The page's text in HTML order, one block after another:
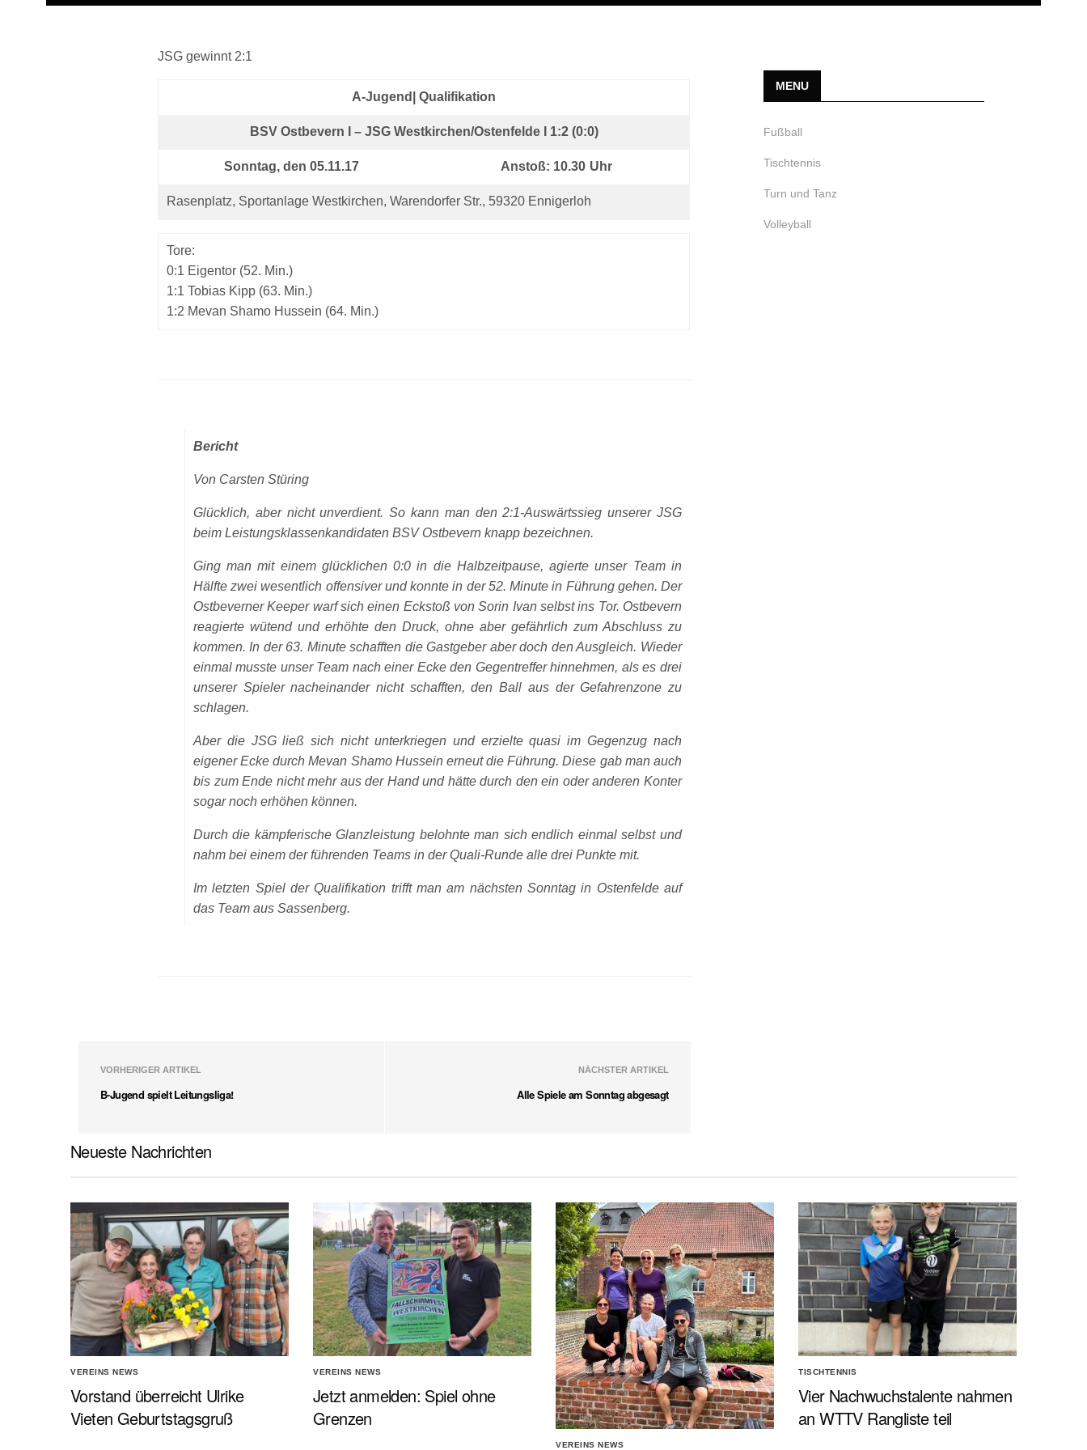
JSG gewinnt 2:1
A-Jugend| Qualifikation
BSV Ostbevern I – JSG Westkirchen/Ostenfelde I 1:2 (0:0)
Sonntag, den 05.11.17 Anstoß: 10.30 Uhr
Rasenplatz, Sportanlage Westkirchen, Warendorfer Str., 59320 Ennigerloh
Tore:
0:1 Eigentor (52. Min.)
1:1 Tobias Kipp (63. Min.)
1:2 Mevan Shamo Hussein (64. Min.)
Bericht
Von Carsten Stüring
Glücklich, aber nicht unverdient. So kann man den 2:1-Auswärtssieg unserer JSG
beim Leistungsklassenkandidaten BSV Ostbevern knapp bezeichnen.
Ging man mit einem glücklichen 0:0 in die Halbzeitpause, agierte unser Team in
Hälfte zwei wesentlich offensiver und konnte in der 52. Minute in Führung gehen. Der
Ostbeverner Keeper warf sich einen Eckstoß von Sorin Ivan selbst ins Tor. Ostbevern
reagierte wütend und erhöhte den Druck, ohne aber gefährlich zum Abschluss zu
kommen. In der 63. Minute schafften die Gastgeber aber doch den Ausgleich. Wieder
einmal musste unser Team nach einer Ecke den Gegentreffer hinnehmen, als es drei
unserer Spieler nacheinander nicht schafften, den Ball aus der Gefahrenzone zu
schlagen.
Aber die JSG ließ sich nicht unterkriegen und erzielte quasi im Gegenzug nach
eigener Ecke durch Mevan Shamo Hussein erneut die Führung. Diese gab man auch
bis zum Ende nicht mehr aus der Hand und hätte durch den ein oder anderen Konter
sogar noch erhöhen können.
Durch die kämpferische Glanzleistung belohnte man sich endlich einmal selbst und
nahm bei einem der führenden Teams in der Quali-Runde alle drei Punkte mit.
Im letzten Spiel der Qualifikation trifft man am nächsten Sonntag in Ostenfelde auf
das Team aus Sassenberg.
VORHERIGER ARTIKEL
B-Jugend spielt Leitungsliga!
NÄCHSTER ARTIKEL
Alle Spiele am Sonntag abgesagt
MENU
Fußball
Tischtennis
Turn und Tanz
Volleyball
Neueste Nachrichten
VEREINS NEWS
Vorstand überreicht Ulrike
Vieten Geburtstagsgruß
VEREINS NEWS
Jetzt anmelden: Spiel ohne
Grenzen
VEREINS NEWS
TISCHTENNIS
Vier Nachwuchstalente nahmen
an WTTV Rangliste teil